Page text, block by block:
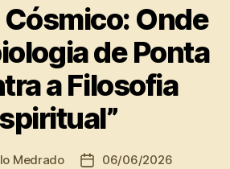
Cósmico: Onde
de Ponta
a Filosofia
Medrado
Data06/06/2026